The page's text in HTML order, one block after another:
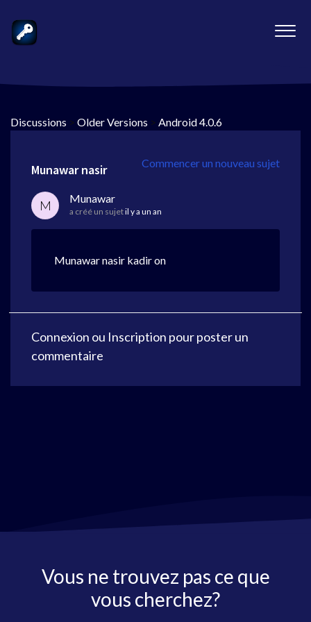
Discussions > Older Versions > Android 4.0.6
Commencer un nouveau sujet
Munawar nasir
M Munawar
a créé un sujetil y a un an
Munawar nasir kadir on
Connexion ou Inscription pour poster un
commentaire
Vous ne trouvez pas ce que
vous cherchez?